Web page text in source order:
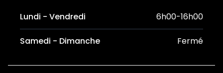
Lundi - Vendredi 6h00-16h00
Samedi - Dimanche Fermé